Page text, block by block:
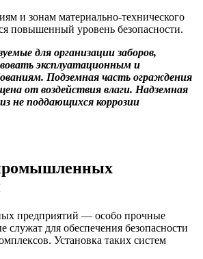
и зонам материально-технического
повышенный уровень безопасности.
для организации заборов,
эксплуатационным и
Подземная часть ограждения
от воздействия влаги. Надземная
не поддающихся коррозии
предприятий — особо прочные
служат для обеспечения безопасности
Установка таких систем